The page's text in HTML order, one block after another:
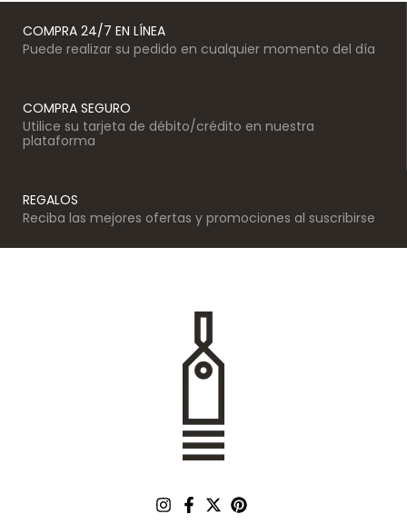
COMPRA 24/7 EN LÍNEA
Puede realizar su pedido en cualquier momento del día
COMPRA SEGURO
Utilice su tarjeta de débito/crédito en nuestra
plataforma
REGALOS
Reciba las mejores ofertas y promociones al suscribirse